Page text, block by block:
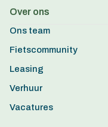
Over ons
Ons team
Fietscommunity
Leasing
Verhuur
Vacatures